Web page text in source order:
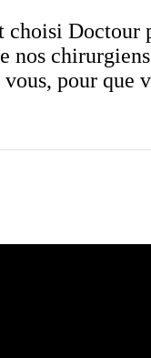
choisi
nos
pour que